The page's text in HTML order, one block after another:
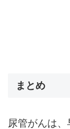
まとめ
尿管がんは、